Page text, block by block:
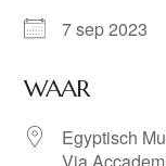
7 sep 2023
WAAR
Egyptisch